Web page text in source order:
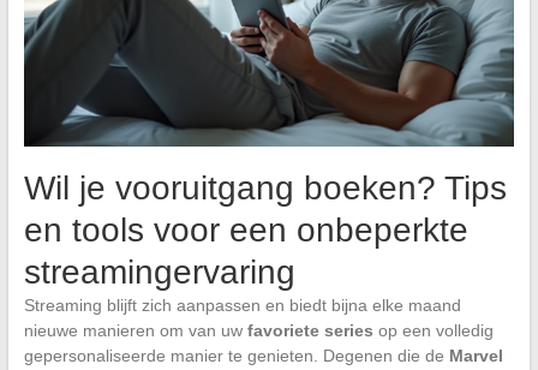
Wil je vooruitgang boeken? Tips
en tools voor een onbeperkte
streamingervaring
Streaming blijft zich aanpassen en biedt bijna elke maand
nieuwe manieren om van uw favoriete series op een volledig
gepersonaliseerde manier te genieten. Degenen die de Marvel